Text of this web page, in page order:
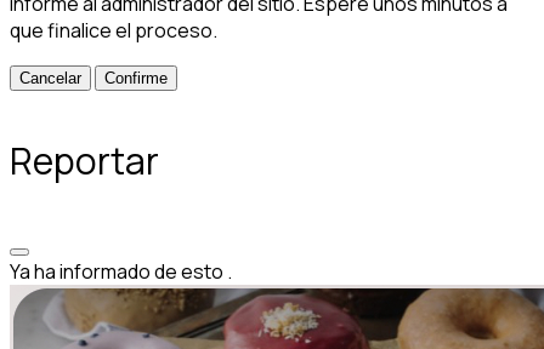
que finalice el proceso.
Confirme
Reportar
Ya ha informado de esto .